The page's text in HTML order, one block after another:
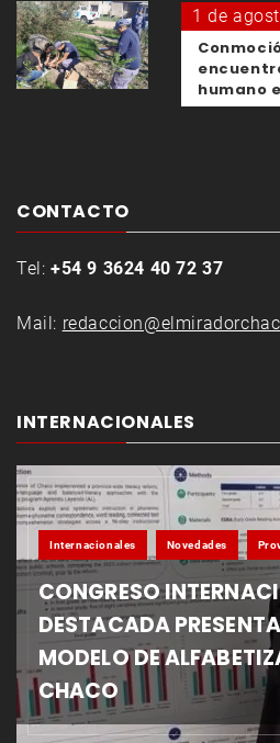
1 de
humano
CONTACTO
Tel: +54 9 3624 40 72 37
Mail:
INTERNACIONALES
Internacionales Novedades
CONGRESO
DESTACADA
MODELO DE
CHACO